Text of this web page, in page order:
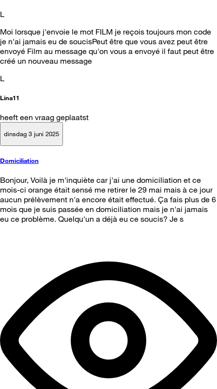
L
Moi lorsque j'envoie le mot FILM je reçois toujours mon code
je n'ai jamais eu de soucisPeut être que vous avez peut être
envoyé Film au message qu'on vous a envoyé il faut peut être
créé un nouveau message
L
Lina11
heeft een vraag geplaatst
dinsdag 3 juni 2025
Domiciliation
Bonjour, Voilà je m'inquiète car j'ai une domiciliation et ce
mois-ci orange était sensé me retirer le 29 mai mais à ce jour
aucun prélèvement n'a encore était effectué. Ça fais plus de 6
mois que je suis passée en domiciliation mais je n'ai jamais
eu ce problème. Quelqu'un a déjà eu ce soucis? Je s